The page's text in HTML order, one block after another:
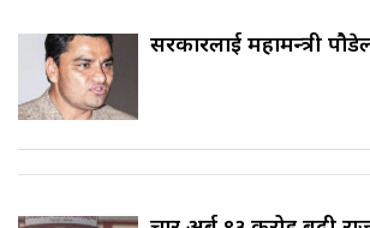
सरकारलाई महामन्त्री